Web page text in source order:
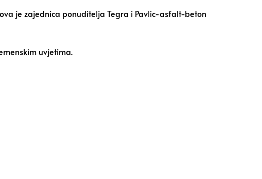
je zajednica ponuditelja Tegra i Pavlic-asfalt-beton
uvjetima.